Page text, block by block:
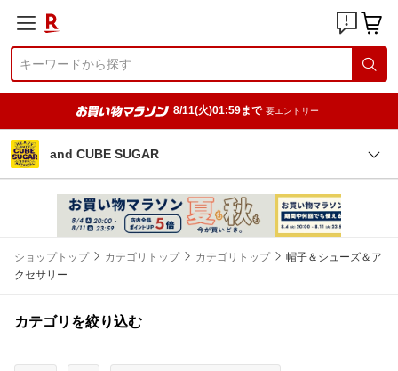
8/11(火)01:59まで 要エントリー
and CUBE SUGAR
ショップトップ カテゴリトップ カテゴリトップ
帽子＆シューズ＆ア
クセサリー
カテゴリを絞り込む